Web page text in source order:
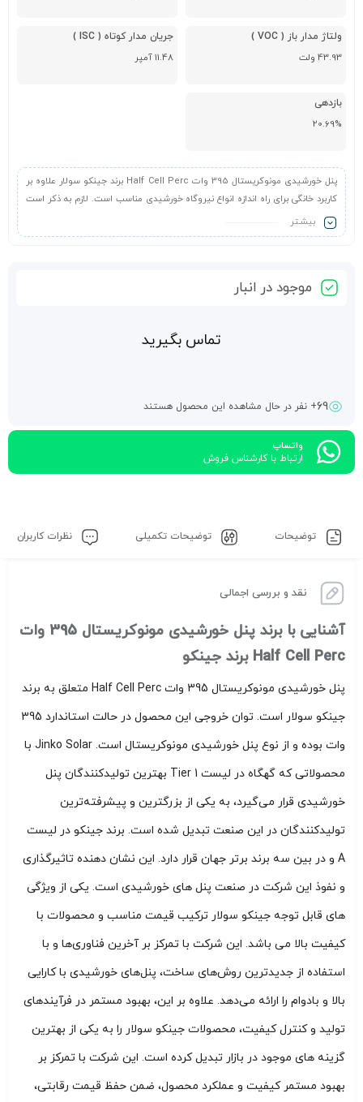
ولتاژ مدار باز ( VOC )
43.93 ولت
جریان مدار کوتاه ( ISC )
11.48 آمپر
بازدهی
20.69%
پنل خورشیدی مونوکریستال 395 وات Half Cell Perc برند جینکو سولار علاوه بر
کاربرد خانگی برای راه اندازه انواع نیروگاه خورشیدی مناسب است. لازم به ذکر است
که هوای ابری و برفی برای این پنل ها مشکلی ایجاد نمی کند.
بیشـتر
موجود در انبار
تماس بگیرید
69+ نفر در حال مشاهده این محصول هستند
واتساپ
ارتباط با کارشناس فروش
توضیحات توضیحات تکمیلی نظرات کاربران
نقد و بررسی اجمالی
آشنایی با برند پنل خورشیدی مونوکریستال 395 وات
Half Cell Perc برند جینکو
پنل خورشیدی مونوکریستال 395 وات Half Cell Perc متعلق به برند
جینکو سولار است. توان خروجی این محصول در حالت استاندارد 395
وات بوده و از نوع پنل خورشیدی مونوکریستال است. Jinko Solar با
محصولاتی که گهگاه در لیست Tier 1 بهترین تولیدکنندگان پنل
خورشیدی قرار می‌گیرد، به یکی از بزرگترین و پیشرفته‌ترین
تولیدکنندگان در این صنعت تبدیل شده است. برند جینکو در لیست
A و در بین سه برند برتر جهان قرار دارد. این نشان دهنده تاثیرگذاری
و نفوذ این شرکت در صنعت پنل های خورشیدی است. یکی از ویژگی
های قابل توجه جینکو سولار ترکیب قیمت مناسب و محصولات با
کیفیت بالا می باشد. این شرکت با تمرکز بر آخرین فناوری‌ها و با
استفاده از جدیدترین روش‌های ساخت، پنل‌های خورشیدی با کارایی
بالا و بادوام را ارائه می‌دهد. علاوه بر این، بهبود مستمر در فرآیندهای
تولید و کنترل کیفیت، محصولات جینکو سولار را به یکی از بهترین
گزینه های موجود در بازار تبدیل کرده است. این شرکت با تمرکز بر
بهبود مستمر کیفیت و عملکرد محصول، ضمن حفظ قیمت رقابتی،